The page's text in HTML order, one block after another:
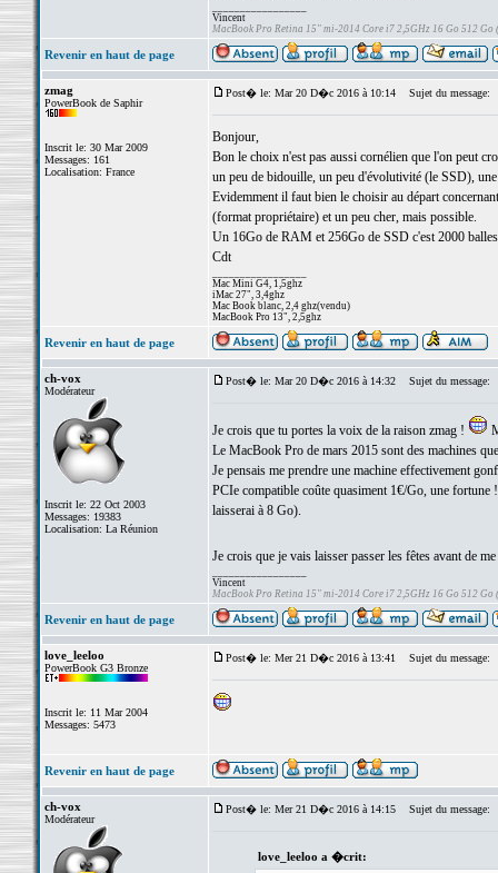
Vincent
MacBook Pro Retina 15" mi-2014 Core i7 2,5GHz 16 Go 512 Go
Revenir en haut de page
zmag
PowerBook de Saphir
Inscrit le: 30 Mar 2009
Messages: 161
Localisation: France
Post� le: Mar 20 D�c 2016 à 10:14 Sujet du message:
Bonjour,
Bon le choix n'est pas aussi cornélien que l'on peut
un peu de bidouille, un peu d'évolutivité (le SSD),
Evidemment il faut bien le choisir au départ
(format propriétaire) et un peu cher, mais possible.
Un 16Go de RAM et 256Go de SSD c'est 2000
Cdt
Mac Mini G4, 1,5ghz
iMac 27", 3,4ghz
Mac Book blanc, 2,4 ghz(vendu)
MacBook Pro 13", 2,5ghz
Revenir en haut de page
ch-vox
Modérateur
Inscrit le: 22 Oct 2003
Messages: 19383
Localisation: La Réunion
Post� le: Mar 20 D�c 2016 à 14:32 Sujet du message:
Je crois que tu portes la voix de la raison zmag !
Le MacBook Pro de mars 2015 sont des machines
Je pensais me prendre une machine effectivement
PCIe compatible coûte quasiment 1€/Go, une
laisserai à 8 Go).
Je crois que je vais laisser passer les fêtes avant de
Vincent
MacBook Pro Retina 15" mi-2014 Core i7 2,5GHz 16 Go 512 Go
Revenir en haut de page
love_leeloo
PowerBook G3 Bronze
Inscrit le: 11 Mar 2004
Messages: 5473
Post� le: Mer 21 D�c 2016 à 13:41 Sujet du message:
Revenir en haut de page
ch-vox
Modérateur
Post� le: Mer 21 D�c 2016 à 14:15 Sujet du message:
love_leeloo a �crit: